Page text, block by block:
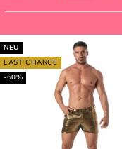
NEU
LAST CHANCE
-60%